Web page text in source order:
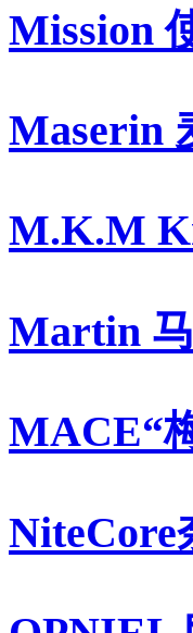
Mission
Maserin
M.K.M
Martin
MACE“
NiteCore